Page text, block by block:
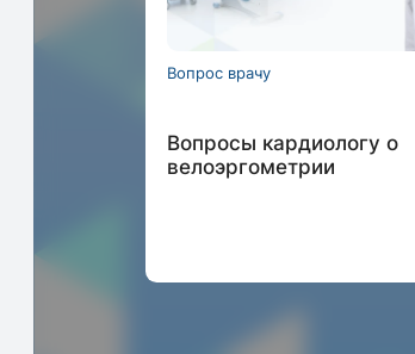
Вопрос врачу
Вопросы кардиологу о
велоэргометрии